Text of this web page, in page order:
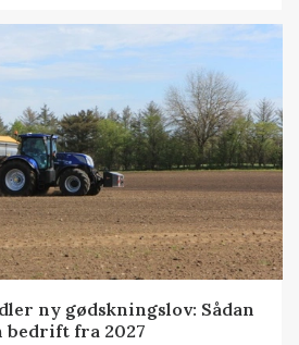
ny gødskningslov: Sådan
bedrift fra 2027